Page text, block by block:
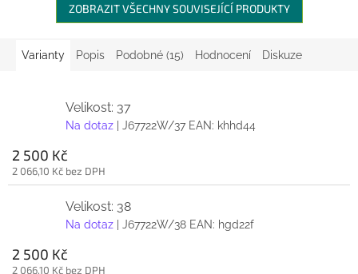
ZOBRAZIT VŠECHNY SOUVISEJÍCÍ PRODUKTY
Varianty Popis Podobné (15) Hodnocení Diskuze
Velikost: 37
Na dotaz | J67722W/37 EAN: khhd44
2 500 Kč
2 066,10 Kč bez DPH
Velikost: 38
Na dotaz | J67722W/38 EAN: hgd22f
2 500 Kč
2 066,10 Kč bez DPH